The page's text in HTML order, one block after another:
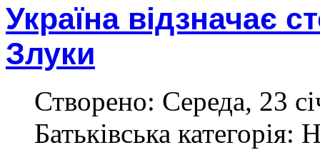
Україна відзначає
Злуки
Створено: Середа, 23
Батьківська категорія: